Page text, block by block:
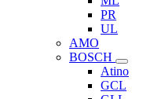
PR
UL
AMO
BOSCH
Atino
GCL